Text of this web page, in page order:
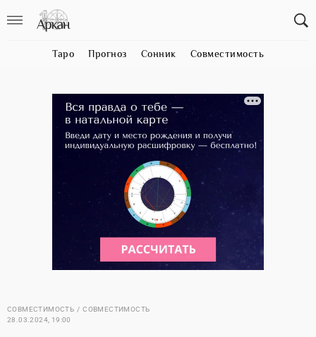
Таро Прогноз Сонник Совместимость
СОВМЕСТИМОСТЬ
СОВМЕСТИМОСТЬ
28.03.2024, 19:00